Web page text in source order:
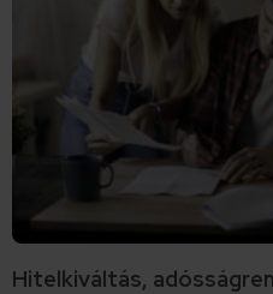
Hitelkiváltás,